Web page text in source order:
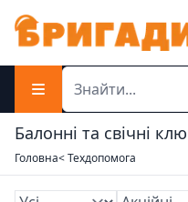
Балонні та свічні
Головна< Техдопомога